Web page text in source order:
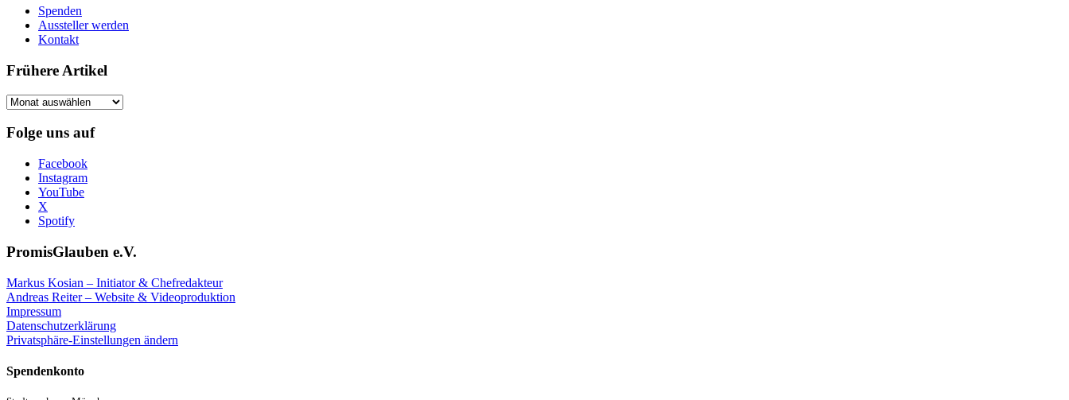
Spenden
Aussteller werden
Kontakt
Frühere Artikel
Frühere
Folge uns auf
Facebook
Instagram
YouTube
X
Spotify
PromisGlauben e.V.
Markus Kosian – Initiator & Chefredakteur
Andreas Reiter – Website & Videoproduktion
Impressum
Datenschutzerklärung
Privatsphäre-Einstellungen ändern
Spendenkonto